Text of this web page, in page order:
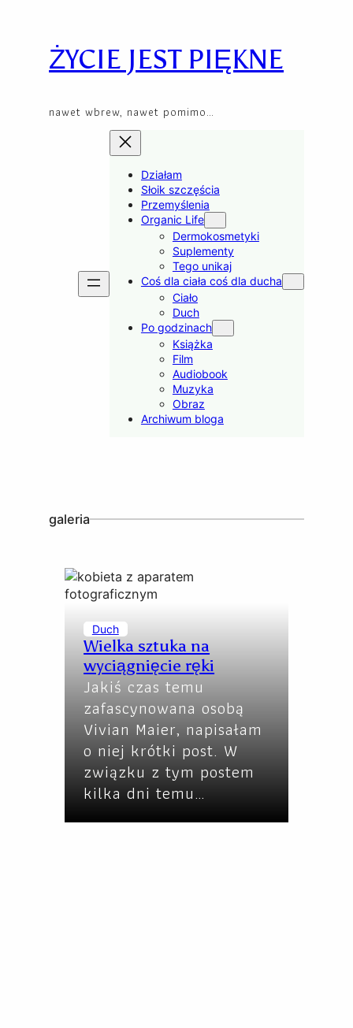
contentŻYCIE JEST PIĘKNE
nawet wbrew, nawet pomimo…
Działam
Słoik szczęścia
Przemyślenia
Organic Life
Dermokosmetyki
Suplementy
Tego unikaj
Coś dla ciała coś dla ducha
Ciało
Duch
Po godzinach
Książka
Film
Audiobook
Muzyka
Obraz
Archiwum bloga
galeria
Duch
Wielka sztuka na
wyciągnięcie ręki
Jakiś czas temu
zafascynowana osobą
Vivian Maier, napisałam
o niej krótki post. W
związku z tym postem
kilka dni temu…